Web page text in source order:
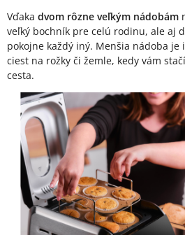
Vďaka dvom rôzne veľkým nádobám
veľký bochník pre celú rodinu, ale aj
pokojne každý iný. Menšia nádoba
ciest na rožky či žemle, kedy vám
cesta.